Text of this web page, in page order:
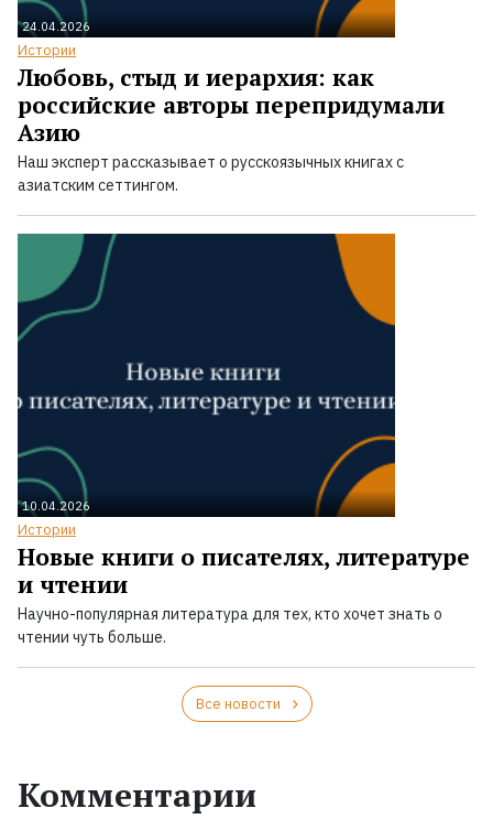
24.04.2026
Истории
Любовь, стыд и иерархия: как
российские авторы перепридумали
Азию
Наш эксперт рассказывает о русскоязычных книгах с
азиатским сеттингом.
10.04.2026
Истории
Новые книги о писателях, литературе
и чтении
Научно-популярная литература для тех, кто хочет знать о
чтении чуть больше.
Все новости
Комментарии